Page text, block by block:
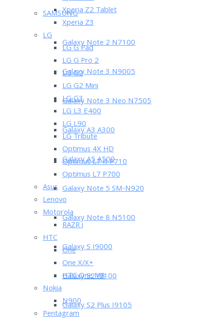
SAMSUNG
Galaxy Note 2 N7100
Galaxy Note 3 N9005
Galaxy Note 3 Neo N7505
Galaxy A3 A300
Galaxy A5 A500
Galaxy Note 5 SM-N920
Galaxy Note 8 N5100
Galaxy S I9000
Galaxy S2 I9100
Galaxy S2 Plus I9105
Xperia Z2 Tablet
Xperia Z3
LG
LG G Pad
LG G Pro 2
LG G2
LG G2 Mini
LG G3
LG L3 E400
LG L90
LG Tribute
Optimus 4X HD
Optimus L7 II P710
Optimus L7 P700
Asus
Lenovo
Motorola
RAZR i
HTC
One
One X/X+
HTC One M8
Nokia
N900
Pentagram